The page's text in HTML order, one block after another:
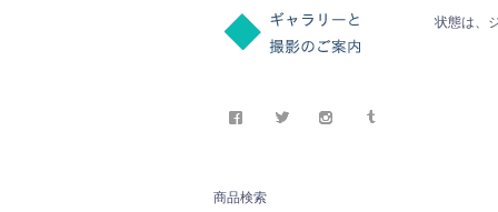
商品検索
状態は、